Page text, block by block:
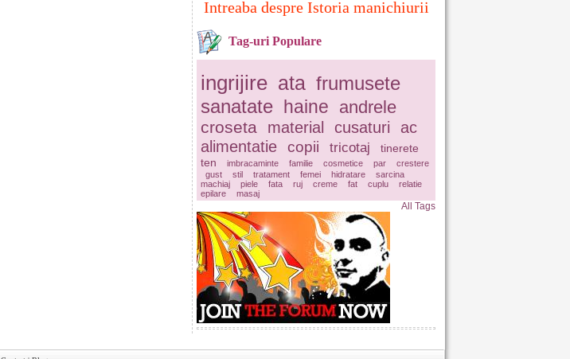
Intreaba despre Istoria manichiurii
Tag-uri Populare
ingrijire ata frumusete
sanatate haine andrele
croseta material cusaturi
ac
alimentatie
copii tricotaj
tinerete
ten
imbracaminte familie cosmetice par
crestere
gust
stil tratament femei hidratare
sarcina
machiaj
piele fata ruj creme fat cuplu
relatie
epilare
masaj
All Tags